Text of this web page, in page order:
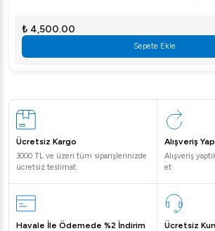
₺ 4,500.00
Sepete Ekle
Ücretsiz Kargo
3000 TL ve üzeri tüm siparişlerinizde
ücretsiz teslimat.
Alışveriş
Alışveriş
et
Havale İle Ödemede %2 İndirim Ücretsiz